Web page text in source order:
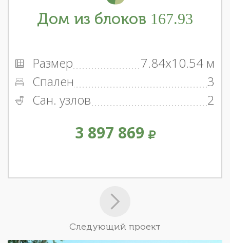
Дом из блоков 167.93
Размер
7.84x10.54 м
Спален
3
Сан. узлов
2
3 897 869
Следующий проект